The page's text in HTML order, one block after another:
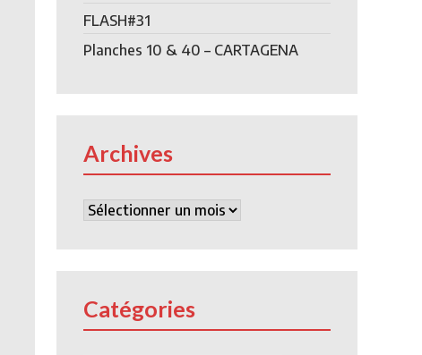
FLASH#31
Planches 10 & 40 – CARTAGENA
Archives
Archives
Catégories